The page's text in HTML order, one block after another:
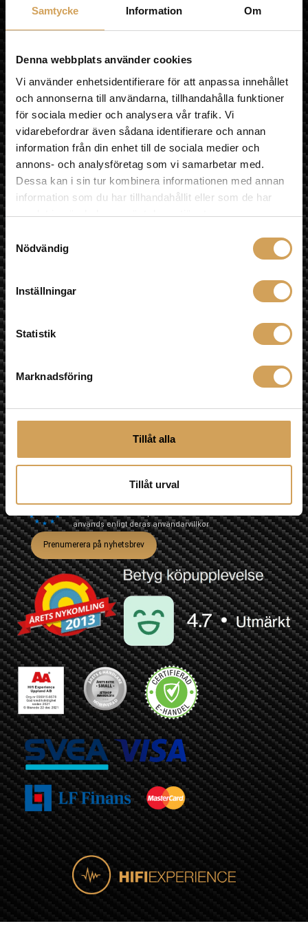
Samtycke Information Om
Denna webbplats använder cookies
Vi använder enhetsidentifierare för att anpassa innehållet
och annonserna till användarna, tillhandahålla funktioner
för sociala medier och analysera vår trafik. Vi
vidarebefordrar även sådana identifierare och annan
information från din enhet till de sociala medier och
annons- och analysföretag som vi samarbetar med.
Dessa kan i sin tur kombinera informationen med annan
information som du har tillhandahållit eller som de har
samlat in när du har använt deras tjänster.
Samtyckesval
Nödvändig
Inställningar
Statistik
Marknadsföring
Tillåt alla
Tillåt urval
olika
kan
väljas
på
produktsidan
KÖPVILLKOR
MULTIROOM
ÅNGRA KÖP
Sociala medier
Besök oss
Fyrislundsgatan 68
Jag godkänner prenumeration på nyhetsbrev och att min
Vi använder Brevo som plattform för utskick. Genom att
klicka på "Prenumerera på nyhetsbrev" godkänner du
att din information sparas hos Brevo och att den
används enligt derasanvändarvillkor
Prenumerera på nyhetsbrev